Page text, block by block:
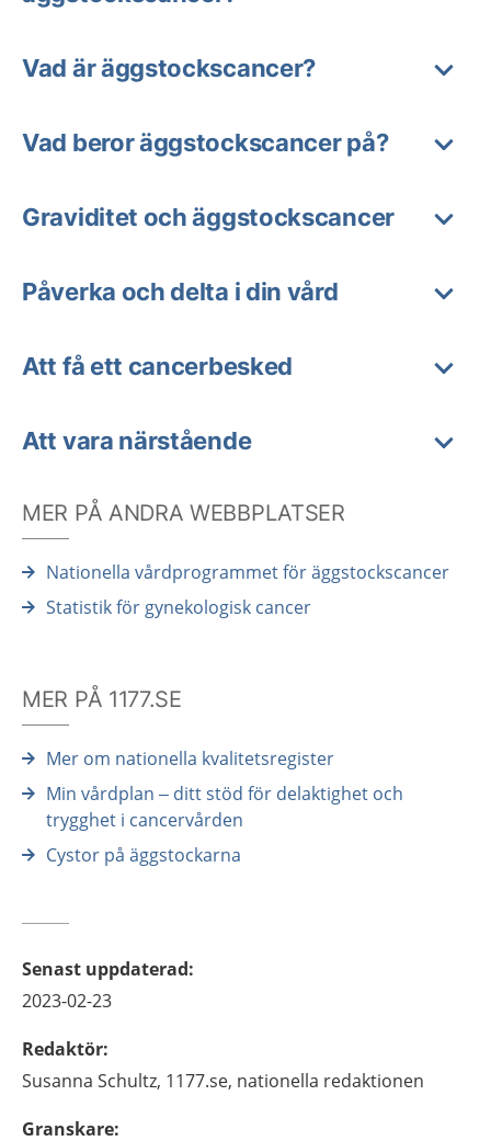
Vad är äggstockscancer?
Vad beror äggstockscancer på?
Graviditet och äggstockscancer
Påverka och delta i din vård
Att få ett cancerbesked
Att vara närstående
MER PÅ ANDRA WEBBPLATSER
Nationella vårdprogrammet för äggstockscancer
Statistik för gynekologisk cancer
MER PÅ 1177.SE
Mer om nationella kvalitetsregister
Min vårdplan – ditt stöd för delaktighet och
trygghet i cancervården
Cystor på äggstockarna
Senast uppdaterad:
2023-02-23
Redaktör:
Susanna Schultz, 1177.se, nationella redaktionen
Granskare: